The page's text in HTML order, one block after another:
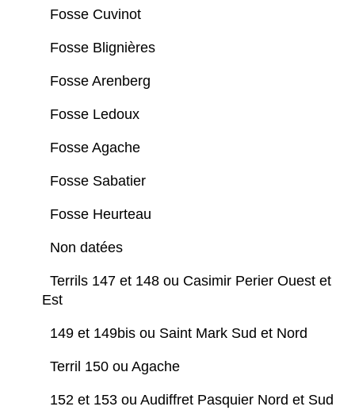
Fosse Cuvinot
Fosse Blignières
Fosse Arenberg
Fosse Ledoux
Fosse Agache
Fosse Sabatier
Fosse Heurteau
Non datées
Terrils 147 et 148 ou Casimir Perier Ouest et
Est
149 et 149bis ou Saint Mark Sud et Nord
Terril 150 ou Agache
152 et 153 ou Audiffret Pasquier Nord et Sud